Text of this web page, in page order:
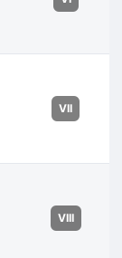
VII
VIII